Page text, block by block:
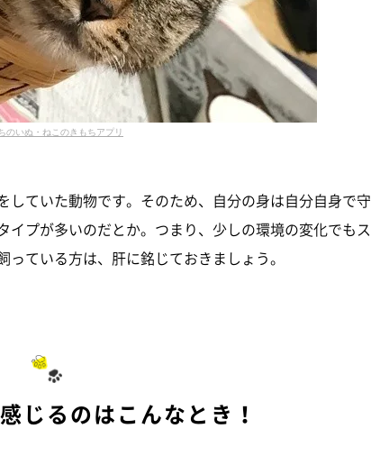
のいぬ・ねこのきもちアプリ
ていた動物です。そのため、自分の身は自分自身で守
イプが多いのだとか。つまり、少しの環境の変化でもス
ている方は、肝に銘じておきましょう。
じるのはこんなとき！